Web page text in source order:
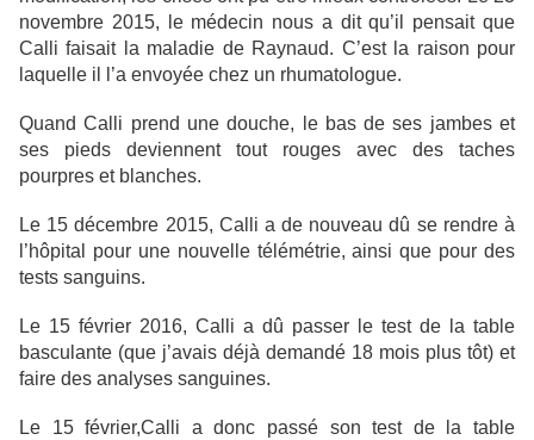
novembre 2015, le médecin nous a dit qu’il pensait que
Calli faisait la maladie de Raynaud. C’est la raison pour
laquelle il l’a envoyée chez un rhumatologue.
Quand Calli prend une douche, le bas de ses jambes et
ses pieds deviennent tout rouges avec des taches
pourpres et blanches.
Le 15 décembre 2015, Calli a de nouveau dû se rendre à
l’hôpital pour une nouvelle télémétrie, ainsi que pour des
tests sanguins.
Le 15 février 2016, Calli a dû passer le test de la table
basculante (que j’avais déjà demandé 18 mois plus tôt) et
faire des analyses sanguines.
Le 15 février,Calli a donc passé son test de la table